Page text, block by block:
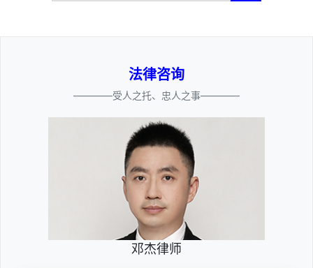
法律咨询
————受人之托、忠人之事————
邓杰律师